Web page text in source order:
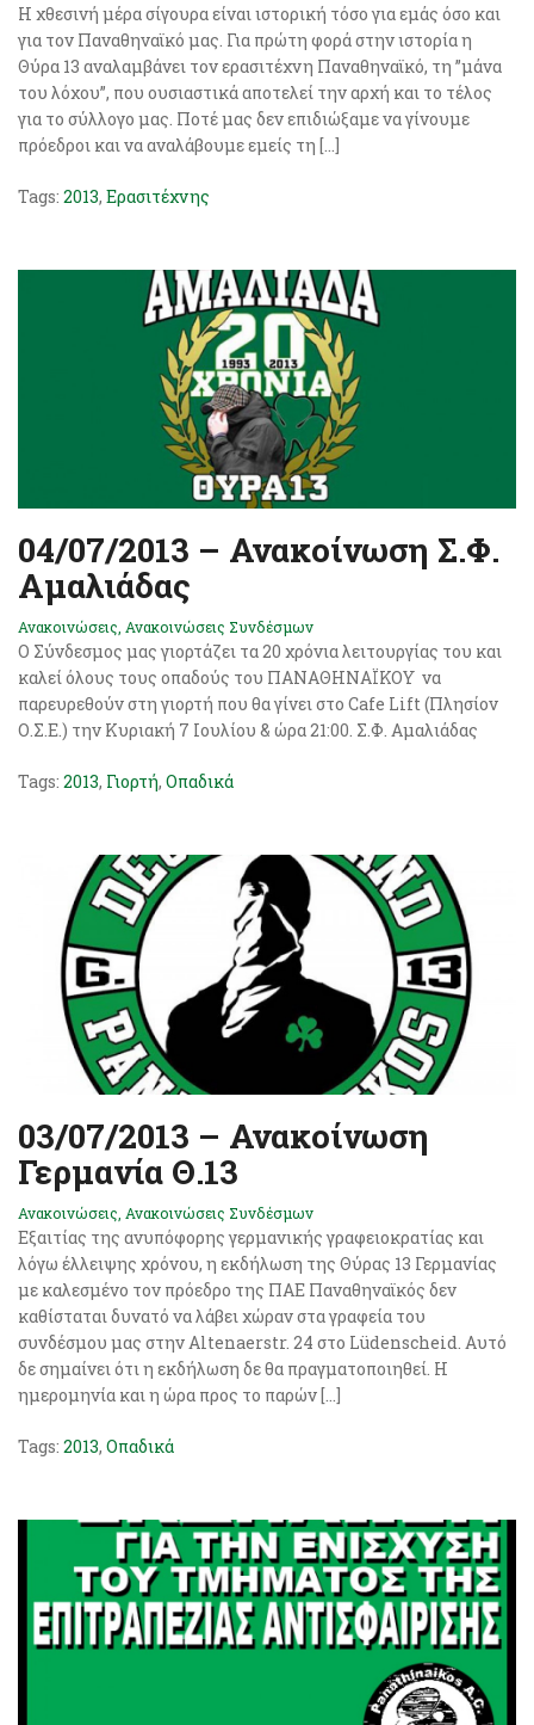
Η χθεσινή μέρα σίγουρα είναι ιστορική τόσο για εμάς όσο και
για τον Παναθηναϊκό μας. Για πρώτη φορά στην ιστορία η
Θύρα 13 αναλαμβάνει τον ερασιτέχνη Παναθηναϊκό, τη ”μάνα
του λόχου”, που ουσιαστικά αποτελεί την αρχή και το τέλος
για το σύλλογο μας. Ποτέ μας δεν επιδιώξαμε να γίνουμε
πρόεδροι και να αναλάβουμε εμείς τη […]
Tags: 2013, Ερασιτέχνης
04/07/2013 – Ανακοίνωση Σ.Φ.
Αμαλιάδας
Ανακοινώσεις, Ανακοινώσεις Συνδέσμων
Ο Σύνδεσμος μας γιορτάζει τα 20 χρόνια λειτουργίας του και
καλεί όλους τους οπαδούς του ΠΑΝΑΘΗΝΑΪΚΟΥ να
παρευρεθούν στη γιορτή που θα γίνει στο Cafe Lift (Πλησίον
Ο.Σ.Ε.) την Κυριακή 7 Ιουλίου & ώρα 21:00. Σ.Φ. Αμαλιάδας
Tags: 2013, Γιορτή, Οπαδικά
03/07/2013 – Ανακοίνωση
Γερμανία Θ.13
Ανακοινώσεις Ανακοινώσεις Συνδέσμων
Εξαιτίας της ανυπόφορης γερμανικής γραφειοκρατίας και
λόγω έλλειψης χρόνου, η εκδήλωση της Θύρας 13 Γερμανίας
με καλεσμένο τον πρόεδρο της ΠΑΕ Παναθηναϊκός δεν
καθίσταται δυνατό να λάβει χώραν στα γραφεία του
συνδέσμου μας στην Altenaerstr. 24 στο Lüdenscheid. Αυτό
δε σημαίνει ότι η εκδήλωση δε θα πραγματοποιηθεί. Η
ημερομηνία και η ώρα προς το παρών […]
Tags: 2013, Οπαδικά